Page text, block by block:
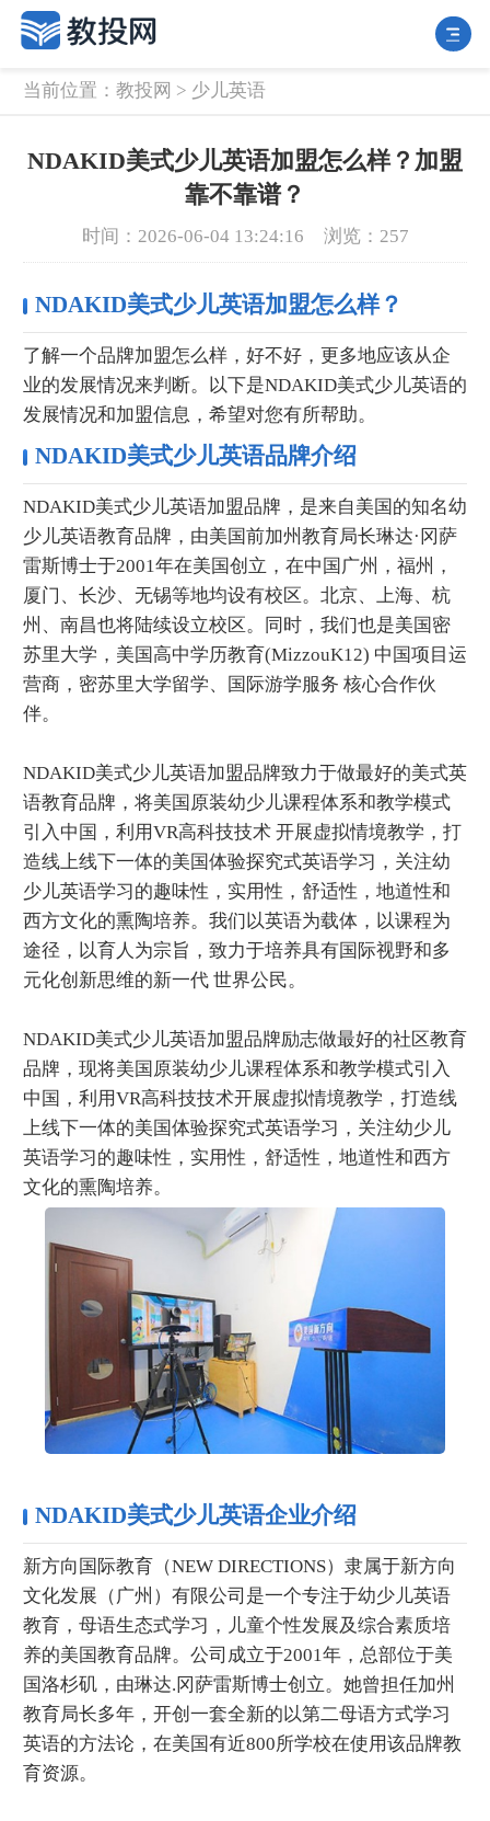
当前位置： 教投网 > 少儿英语
NDAKID美式少儿英语加盟怎么样？加盟
靠不靠谱？
时间：2026-06-04 13:24:16 浏览：257
NDAKID美式少儿英语加盟怎么样？
了解一个品牌加盟怎么样，好不好，更多地应该从企
业的发展情况来判断。以下是NDAKID美式少儿英语的
发展情况和加盟信息，希望对您有所帮助。
NDAKID美式少儿英语品牌介绍
NDAKID美式少儿英语加盟品牌，是来自美国的知名幼
少儿英语教育品牌，由美国前加州教育局长琳达·冈萨
雷斯博士于2001年在美国创立，在中国广州，福州，
厦门、长沙、无锡等地均设有校区。北京、上海、杭
州、南昌也将陆续设立校区。同时，我们也是美国密
苏里大学，美国高中学历教育(MizzouK12) 中国项目运
营商，密苏里大学留学、国际游学服务 核心合作伙
伴。
NDAKID美式少儿英语加盟品牌致力于做最好的美式英
语教育品牌，将美国原装幼少儿课程体系和教学模式
引入中国，利用VR高科技技术 开展虚拟情境教学，打
造线上线下一体的美国体验探究式英语学习，关注幼
少儿英语学习的趣味性，实用性，舒适性，地道性和
西方文化的熏陶培养。我们以英语为载体，以课程为
途径，以育人为宗旨，致力于培养具有国际视野和多
元化创新思维的新一代 世界公民。
NDAKID美式少儿英语加盟品牌励志做最好的社区教育
品牌，现将美国原装幼少儿课程体系和教学模式引入
中国，利用VR高科技技术开展虚拟情境教学，打造线
上线下一体的美国体验探究式英语学习，关注幼少儿
英语学习的趣味性，实用性，舒适性，地道性和西方
文化的熏陶培养。
NDAKID美式少儿英语企业介绍
新方向国际教育（NEW DIRECTIONS）隶属于新方向
文化发展（广州）有限公司是一个专注于幼少儿英语
教育，母语生态式学习，儿童个性发展及综合素质培
养的美国教育品牌。公司成立于2001年，总部位于美
国洛杉矶，由琳达.冈萨雷斯博士创立。她曾担任加州
教育局长多年，开创一套全新的以第二母语方式学习
英语的方法论，在美国有近800所学校在使用该品牌教
育资源。